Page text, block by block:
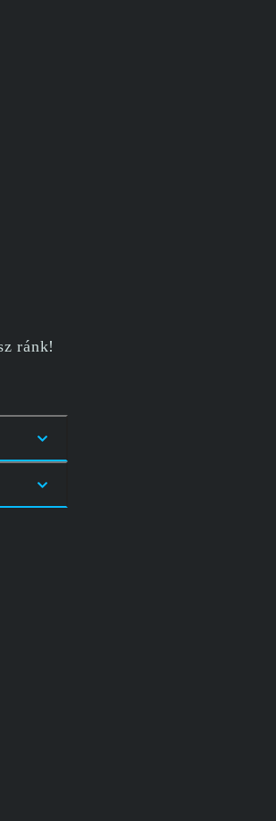
ránk!